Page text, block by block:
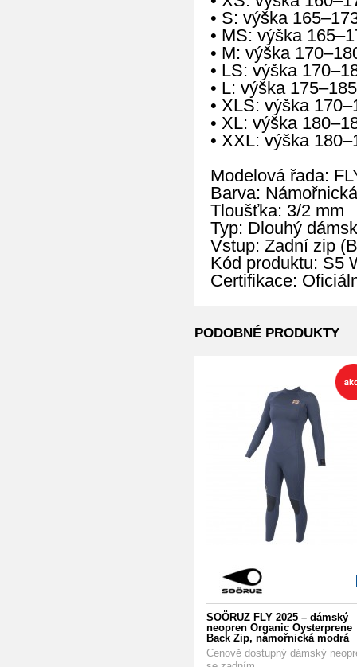
• S: výška
• MS: výška
• M: výška
• LS: výška
• L: výška
• XLS: výška
• XL: výška
• XXL: výška
Modelová řada:
Barva:
Tloušťka: 3/2 mm
Typ: Dlouhý
Vstup: Zadní zip
Kód produktu: S5
Certifikace:
PODOBNÉ PRODUKTY
SOÖRUZ FLY 2025 – dámský
neopren Organic Oysterprene
Back Zip, námořnická modrá
Cenově dostupný dámský